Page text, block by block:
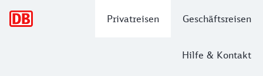
Privatreisen Geschäftsreisen
Hilfe & Kontakt